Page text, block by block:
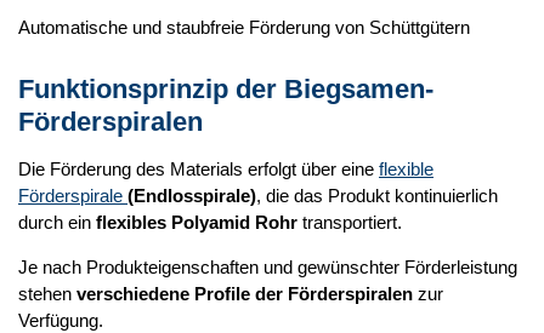
Automatische und staubfreie Förderung von Schüttgütern
Funktionsprinzip der Biegsamen-
Förderspiralen
Die Förderung des Materials erfolgt über eine flexible
Förderspirale (Endlosspirale), die das Produkt kontinuierlich
durch ein flexibles Polyamid Rohr transportiert.
Je nach Produkteigenschaften und gewünschter Förderleistung
stehen verschiedene Profile der Förderspiralen zur
Verfügung.